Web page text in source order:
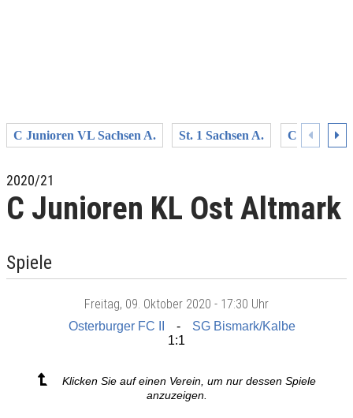
C Junioren VL Sachsen A. St. 1 Sachsen A. C U15
2020/21
C Junioren KL Ost Altmark
Spiele
Freitag, 09. Oktober 2020 - 17:30 Uhr
Osterburger FC II
SG Bismark/Kalbe
1:1
Klicken Sie auf einen Verein, um nur dessen Spiele
anzuzeigen.